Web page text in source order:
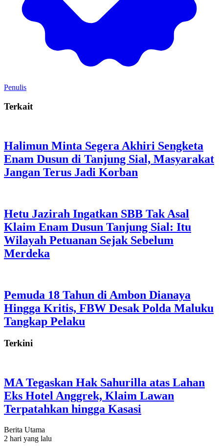
Penulis
Terkait
Halimun Minta Segera Akhiri Sengketa
Enam Dusun di Tanjung Sial, Masyarakat
Jangan Terus Jadi Korban
Hetu Jazirah Ingatkan SBB Tak Asal
Klaim Enam Dusun Tanjung Sial: Itu
Wilayah Petuanan Sejak Sebelum
Merdeka
Pemuda 18 Tahun di Ambon Dianaya
Hingga Kritis, FBW Desak Polda Maluku
Tangkap Pelaku
Terkini
MA Tegaskan Hak Sahurilla atas Lahan
Eks Hotel Anggrek, Klaim Lawan
Terpatahkan hingga Kasasi
Berita Utama
2 hari yang lalu